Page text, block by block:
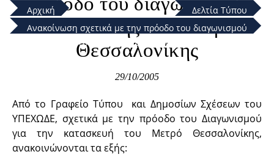
Αρχική
Δελτία Τύπου
Ανακοίνωση σχετικά με την πρόοδο του διαγωνισμού
κατασκευής του Μετρό Θεσσαλονίκης
κατασκευής του Μετρό
Θεσσαλονίκης
29/10/2005
Από το Γραφείο Τύπου και Δημοσίων Σχέσεων του
ΥΠΕΧΩΔΕ, σχετικά με την πρόοδο του Διαγωνισμού
για την κατασκευή του Μετρό Θεσσαλονίκης,
ανακοινώνονται τα εξής: